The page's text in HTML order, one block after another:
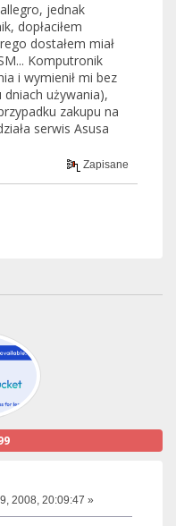
jednak
dopłaciłem
dostałem miał
Komputronik
i wymienił mi bez
używania),
zakupu na
serwis Asusa
Zapisane
2008, 20:09:47 »